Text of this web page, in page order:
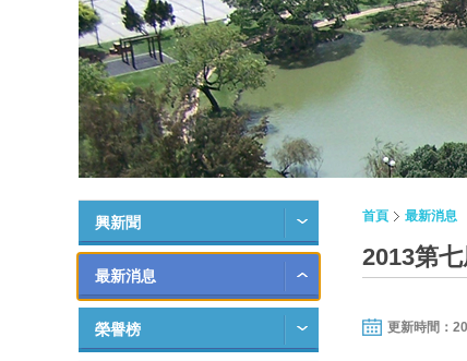
興新聞
最新消息
榮譽榜
首頁 最新消息
2013第
更新時間：